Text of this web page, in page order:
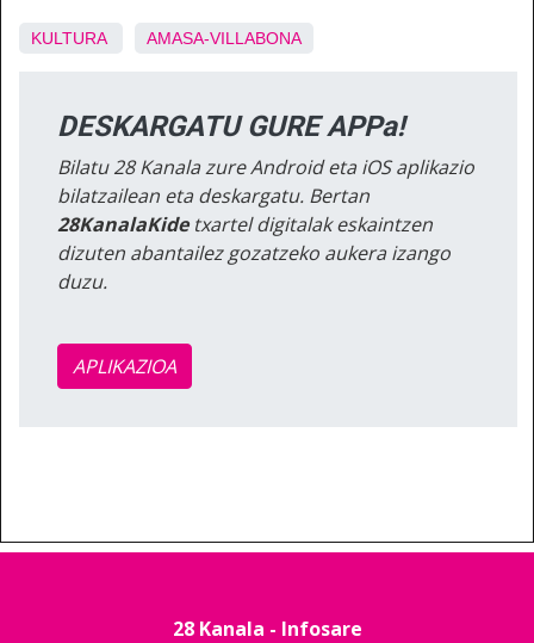
KULTURA AMASA-VILLABONA
DESKARGATU GURE APPa!
Bilatu 28 Kanala zure Android eta iOS aplikazio
bilatzailean eta deskargatu. Bertan
28KanalaKidetxartel digitalak eskaintzen
dizuten abantailez gozatzeko aukera izango
duzu.
APLIKAZIOA
28 Kanala - Infosare